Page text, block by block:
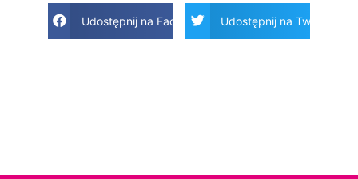
Udostępnij na Facebook Udostępnij na Twitter